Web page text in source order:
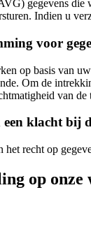
gegevens die
Indien u
voor
op basis van
Om de
van
klacht bij
recht op
op onze